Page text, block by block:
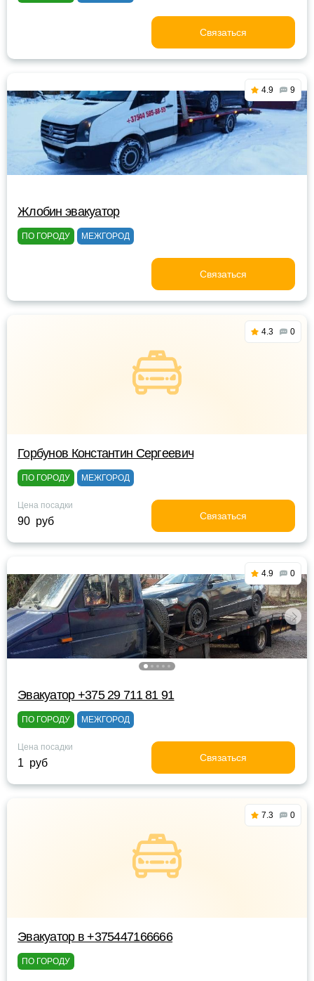
Связаться
4.9 9
Жлобин эвакуатор
ПО ГОРОДУ МЕЖГОРОД
Связаться
4.3 0
Горбунов Константин Сергеевич
ПО ГОРОДУ МЕЖГОРОД
Цена посадки
90 руб Связаться
4.9 0
Эвакуатор +375 29 711 81 91
ПО ГОРОДУ МЕЖГОРОД
Цена посадки
1 руб Связаться
7.3 0
Эвакуатор в +375447166666
ПО ГОРОДУ